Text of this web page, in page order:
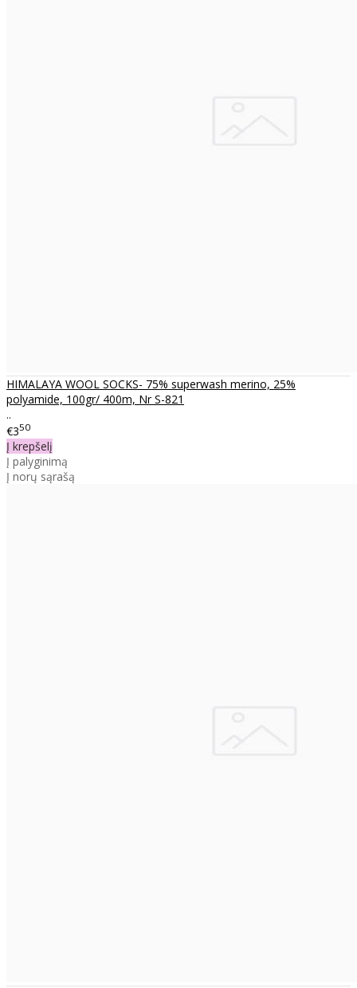
HIMALAYA WOOL SOCKS- 75% superwash merino, 25%
polyamide, 100gr/ 400m, Nr S-821
..
€350
Į krepšelį
Į palyginimą
Į norų sąrašą